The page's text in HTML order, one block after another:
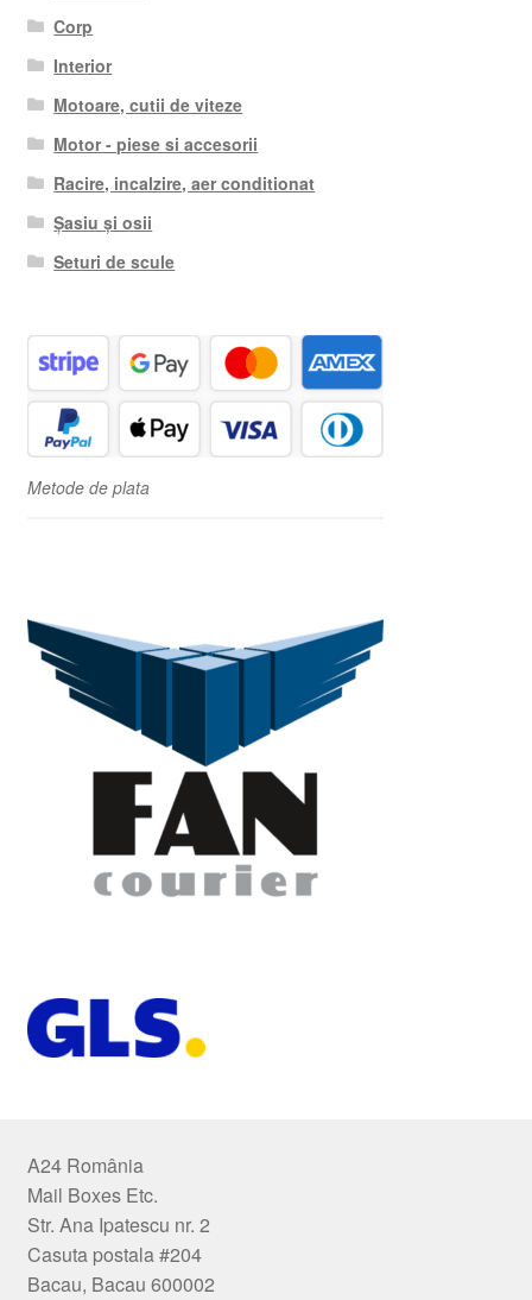
Corp
Interior
Motoare, cutii de viteze
Motor - piese si accesorii
Racire, incalzire, aer conditionat
Șasiu și osii
Seturi de scule
Metode de plata
A24 România
Mail Boxes Etc.
Str. Ana Ipatescu nr. 2
Casuta postala #204
Bacau, Bacau 600002